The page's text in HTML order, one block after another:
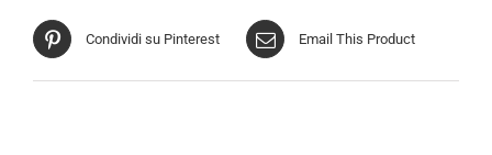
Condividi su Pinterest Email This Product